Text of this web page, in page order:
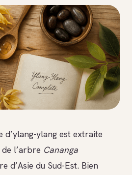
d’ylang-ylang est extraite
l’arbre Cananga
d’Asie du Sud-Est. Bien